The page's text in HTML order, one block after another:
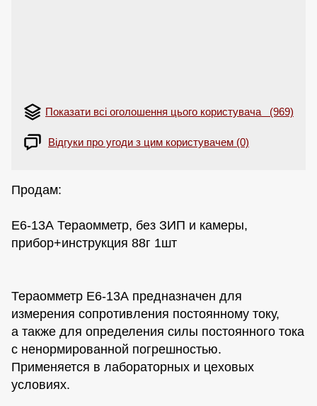
Показати всі оголошення цього користувача (969)
Відгуки про угоди з цим користувачем (0)
Продам:
Е6-13А Тераомметр, без ЗИП и камеры,
прибор+инструкция 88г 1шт
Тераомметр Е6-13А предназначен для
измерения сопротивления постоянному току,
а также для определения силы постоянного тока
с ненормированной погрешностью.
Применяется в лабораторных и цеховых
условиях.